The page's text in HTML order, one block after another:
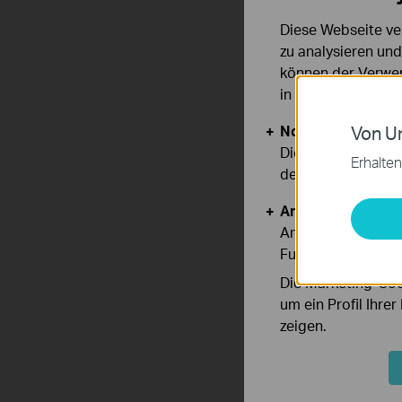
Von
Diese Webseite
zu analysieren
können der
in unseren
Notwendige
Diese Cookies
deaktiviert
Analyse- und
Analyse-Cookies
Funktionsweise
Die Marketing-
um ein Profil Ihrer
zeigen.